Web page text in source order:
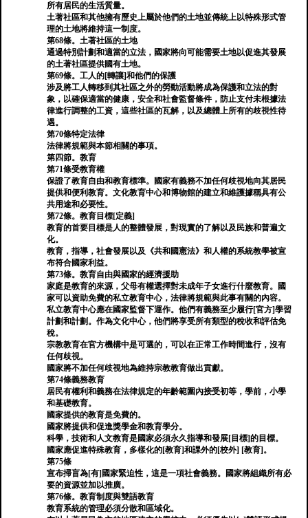
所有居民的生活質量。
土著社區和其他擁有歷史上屬於他們的土地並傳統上以特殊形式管
理的土地將維持這一制度。
第68條。土著社區的土地
通過特別計劃和適當的立法，國家將向可能需要土地以促進其發展
的土著社區提供國有土地。
第69條。工人的[轉讓]和他們的保護
涉及將工人轉移到其社區之外的勞動活動將成為保護和立法的對
象，以確保適當的健康，安全和社會監督條件，防止支付未根據法
律進行調整的工資，這些社區的瓦解，以及總體上所有的歧視性待
遇。
第70條特定法律
法律將規範與本節相關的事項。
第四節。教育
第71條受教育權
保證了教育自由和教育標準。國家有義務不加任何歧視地向其居民
提供和便利教育。文化教育中心和博物館的建立和維護據稱具有公
共用途和必要性。
第72條。教育目標[定義]
教育的首要目標是人的整體發展，對現實的了解以及民族和普遍文
化。
教育，指導，社會發展以及《共和國憲法》和人權的系統教學被宣
布符合國家利益。
第73條。教育自由與國家的經濟援助
家庭是教育的來源，父母有權選擇對未成年子女進行什麼教育。國
家可以資助免費的私立教育中心，法律將規範與此事有關的內容。
私立教育中心應在國家監督下運作。他們有義務至少履行[官方]學習
計劃和計劃。作為文化中心，他們將享受所有類型的稅收和評估免
稅。
宗教教育在官方機構中是可選的，可以在正常工作時間進行，沒有
任何歧視。
國家將不加任何歧視地為維持宗教教育做出貢獻。
第74條義務教育
居民有權利和義務在法律規定的年齡範圍內接受初等，學前，小學
和基礎教育。
國家提供的教育是免費的。
國家將提供和促進獎學金和教育學分。
科學，技術和人文教育是國家必須永久指導和發展[目標]的目標。
國家應促進特殊教育，多樣化的[教育]和課外的[校外] [教育]。
第75條
宣布掃盲為[有]國家緊迫性，這是一項社會義務。國家將組織所有必
要的資源並加以推廣。
第76條。教育制度與雙語教育
教育系統的管理必須分散和區域化。